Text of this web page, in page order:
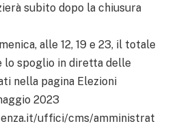
subito dopo la chiusura
alle 12, 19 e 23, il totale
lo spoglio in diretta delle
nella pagina Elezioni
2023
uffici/cms/amministrat